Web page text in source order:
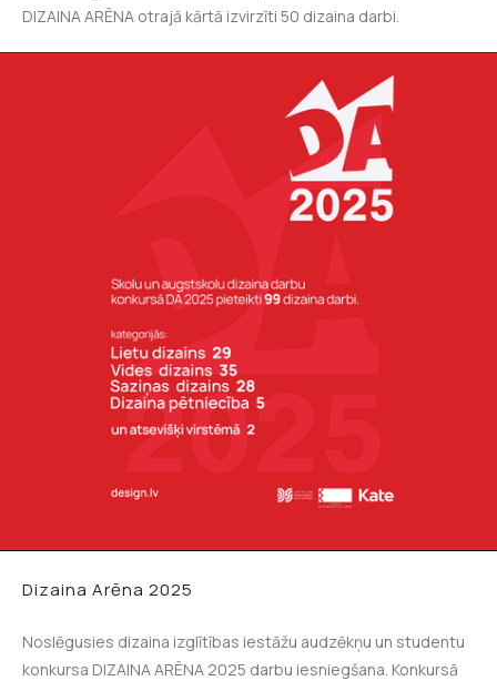
DIZAINA ARĒNA otrajā kārtā izvirzīti 50 dizaina darbi.
Dizaina Arēna 2025
Noslēgusies dizaina izglītības iestāžu audzēkņu un studentu
konkursa DIZAINA ARĒNA 2025 darbu iesniegšana. Konkursā